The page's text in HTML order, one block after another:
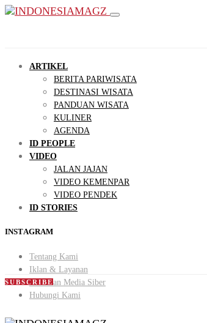
ARTIKEL
BERITA PARIWISATA
DESTINASI WISATA
PANDUAN WISATA
KULINER
AGENDA
ID PEOPLE
VIDEO
JALAN JAJAN
VIDEO KEMENPAR
VIDEO PENDEK
ID STORIES
INSTAGRAM
Tentang Kami
Iklan & Layanan
Pedoman Media Siber
Hubungi Kami
SUBSCRIBE